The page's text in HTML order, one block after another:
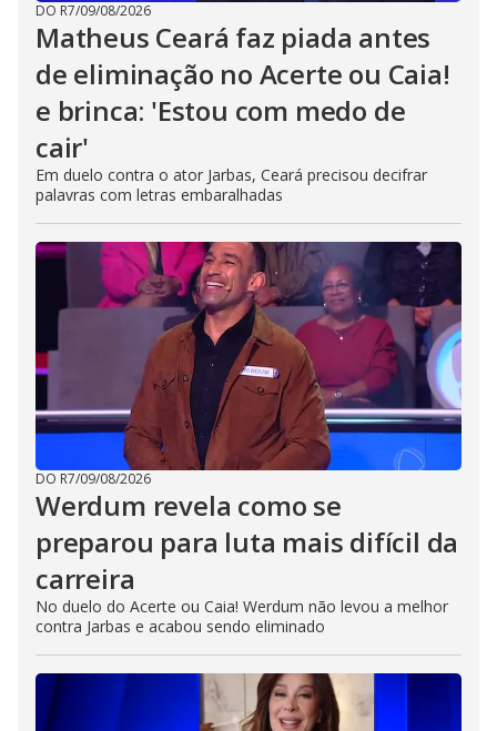
DO R7/09/08/2026
Matheus Ceará faz piada antes
de eliminação no Acerte ou Caia!
e brinca: 'Estou com medo de
cair'
Em duelo contra o ator Jarbas, Ceará precisou decifrar
palavras com letras embaralhadas
DO R7/09/08/2026
Werdum revela como se
preparou para luta mais difícil da
carreira
No duelo do Acerte ou Caia! Werdum não levou a melhor
contra Jarbas e acabou sendo eliminado